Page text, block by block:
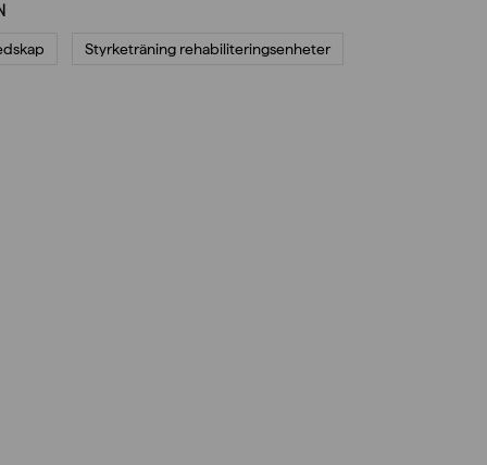
Styrketräning rehabiliteringsenheter